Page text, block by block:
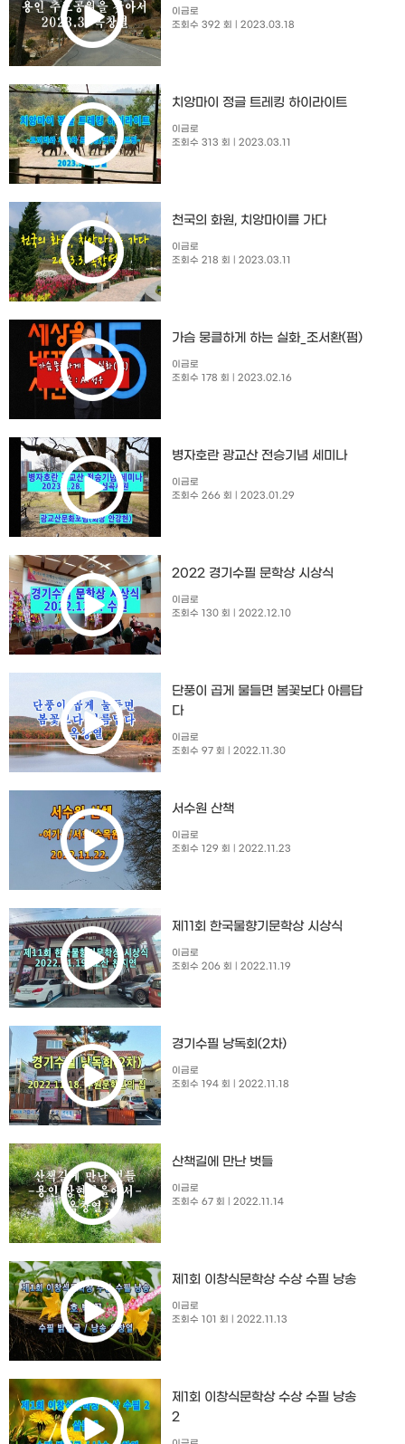
이금로
조회수 392 회
| 2023.03.18
치앙마이 정글 트레킹 하이라이트
이금로
조회수 313 회
| 2023.03.11
천국의 화원, 치앙마이를 가다
이금로
조회수 218 회
| 2023.03.11
가슴 뭉클하게 하는 실화_조서환(펌)
이금로
조회수 178 회
| 2023.02.16
병자호란 광교산 전승기념 세미나
이금로
조회수 266 회
| 2023.01.29
2022 경기수필 문학상 시상식
이금로
조회수 130 회
| 2022.12.10
단풍이 곱게 물들면 봄꽃보다 아름답
다
이금로
조회수 97 회
| 2022.11.30
서수원 산책
이금로
조회수 129 회
| 2022.11.23
제11회 한국물향기문학상 시상식
이금로
조회수 206 회
| 2022.11.19
경기수필 낭독회(2차)
이금로
조회수 194 회
| 2022.11.18
산책길에 만난 벗들
이금로
조회수 67 회
| 2022.11.14
제1회 이창식문학상 수상 수필 낭송
이금로
조회수 101 회
| 2022.11.13
제1회 이창식문학상 수상 수필 낭송
2